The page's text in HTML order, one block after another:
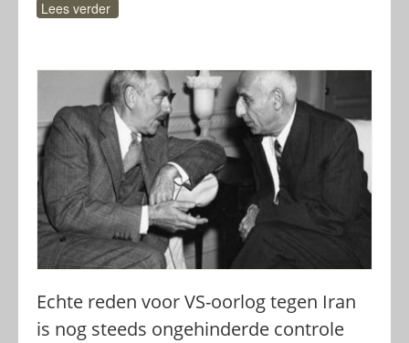
Lees verder
Echte reden voor VS-oorlog tegen Iran
is nog steeds ongehinderde controle